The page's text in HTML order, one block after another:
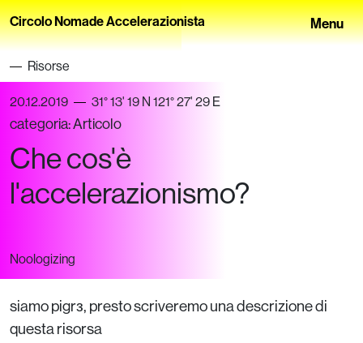
Circolo Nomade Accelerazionista Menu
Risorse
20.12.2019 31° 13' 19 N 121° 27' 29 E
categoria:Articolo
Che cos'è
l'accelerazionismo?
Noologizing
siamo pigrз, presto scriveremo una descrizione di
questa risorsa